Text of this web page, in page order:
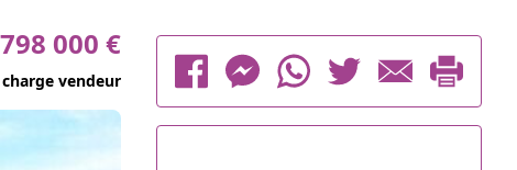
798 000 €
vendeur